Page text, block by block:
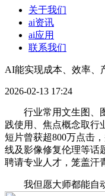
关于我们
ai资讯
ai应用
联系我们
AI能实现成本、效率、
2026-02-13 17:24
行业常用文生图、图
践使用、焦点概念取行
短片曾获超800万点击
线及影像修复伦理等话
聘请专业人才，笼盖汗
我但愿大师都能自动